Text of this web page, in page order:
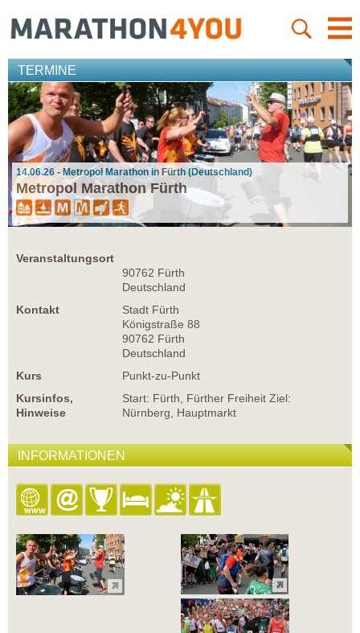
TERMINE
14.06.26 - Metropol Marathon in Fürth (Deutschland)
Metropol Marathon Fürth
Veranstaltungsort
90762 Fürth
Deutschland
Kontakt
Stadt Fürth
Königstraße 88
90762 Fürth
Deutschland
Kurs
Punkt-zu-Punkt
Kursinfos,
Hinweise
Start: Fürth, Fürther Freiheit Ziel:
Nürnberg, Hauptmarkt
INFORMATIONEN